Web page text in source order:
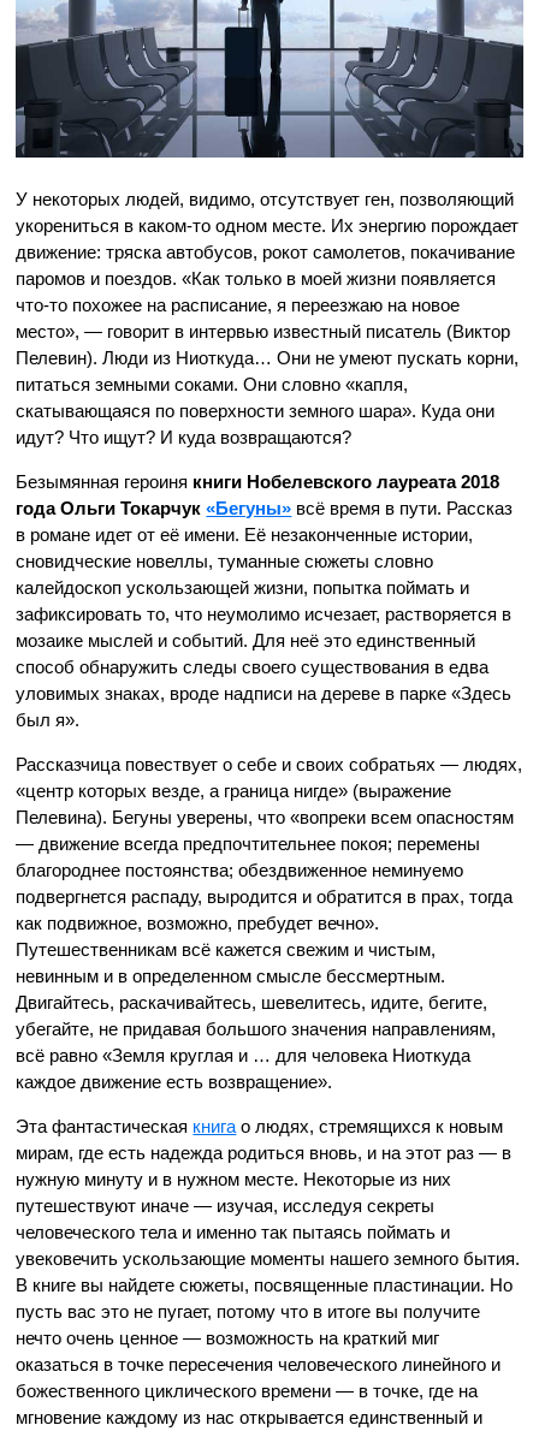
У некоторых людей, видимо, отсутствует ген, позволяющий
укорениться в каком-то одном месте. Их энергию порождает
движение: тряска автобусов, рокот самолетов, покачивание
паромов и поездов. «Как только в моей жизни появляется
что-то похожее на расписание, я переезжаю на новое
место», — говорит в интервью известный писатель (Виктор
Пелевин). Люди из Ниоткуда… Они не умеют пускать корни,
питаться земными соками. Они словно «капля,
скатывающаяся по поверхности земного шара». Куда они
идут? Что ищут? И куда возвращаются?
Безымянная героиня книги Нобелевского лауреата 2018
года Ольги Токарчук«Бегуны» всё время в пути. Рассказ
в романе идет от её имени. Её незаконченные истории,
сновидческие новеллы, туманные сюжеты словно
калейдоскоп ускользающей жизни, попытка поймать и
зафиксировать то, что неумолимо исчезает, растворяется в
мозаике мыслей и событий. Для неё это единственный
способ обнаружить следы своего существования в едва
уловимых знаках, вроде надписи на дереве в парке «Здесь
был я».
Рассказчица повествует о себе и своих собратьях — людях,
«центр которых везде, а граница нигде» (выражение
Пелевина). Бегуны уверены, что «вопреки всем опасностям
— движение всегда предпочтительнее покоя; перемены
благороднее постоянства; обездвиженное неминуемо
подвергнется распаду, выродится и обратится в прах, тогда
как подвижное, возможно, пребудет вечно».
Путешественникам всё кажется свежим и чистым,
невинным и в определенном смысле бессмертным.
Двигайтесь, раскачивайтесь, шевелитесь, идите, бегите,
убегайте, не придавая большого значения направлениям,
всё равно «Земля круглая и … для человека Ниоткуда
каждое движение есть возвращение».
Эта фантастическая книга о людях, стремящихся к новым
мирам, где есть надежда родиться вновь, и на этот раз — в
нужную минуту и в нужном месте. Некоторые из них
путешествуют иначе — изучая, исследуя секреты
человеческого тела и именно так пытаясь поймать и
увековечить ускользающие моменты нашего земного бытия.
В книге вы найдете сюжеты, посвященные пластинации. Но
пусть вас это не пугает, потому что в итоге вы получите
нечто очень ценное — возможность на краткий миг
оказаться в точке пересечения человеческого линейного и
божественного циклического времени — в точке, где на
мгновение каждому из нас открывается единственный и